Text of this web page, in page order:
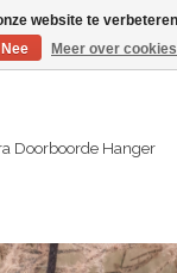
nog onder constructie | let
Doorboorde Hanger
image slideshow
website te
Nee
Meer over